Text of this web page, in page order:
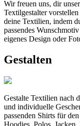
Wir freuen uns, dir
Textilgestalter
deine Textilien, indem
passendes
eigenes Design oder
Gestalten
Gestalte Textilien nach
und individuelle
passenden Shirts für
Hoodies, Polos,